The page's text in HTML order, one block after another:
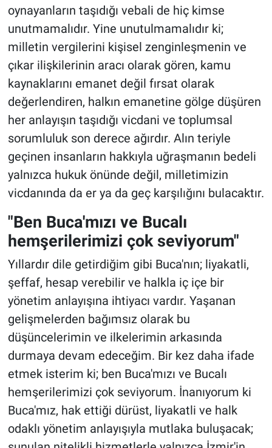
oynayanların taşıdığı vebali de hiç kimse
unutmamalıdır. Yine unutulmamalıdır ki;
milletin vergilerini kişisel zenginleşmenin ve
çıkar ilişkilerinin aracı olarak gören, kamu
kaynaklarını emanet değil fırsat olarak
değerlendiren, halkın emanetine gölge düşüren
her anlayışın taşıdığı vicdani ve toplumsal
sorumluluk son derece ağırdır. Alın teriyle
geçinen insanların hakkıyla uğraşmanın bedeli
yalnızca hukuk önünde değil, milletimizin
vicdanında da er ya da geç karşılığını bulacaktır.
"Ben Buca'mızı ve Bucalı
hemşerilerimizi çok seviyorum"
Yıllardır dile getirdiğim gibi Buca'nın; liyakatli,
şeffaf, hesap verebilir ve halkla iç içe bir
yönetim anlayışına ihtiyacı vardır. Yaşanan
gelişmelerden bağımsız olarak bu
düşüncelerimin ve ilkelerimin arkasında
durmaya devam edeceğim. Bir kez daha ifade
etmek isterim ki; ben Buca'mızı ve Bucalı
hemşerilerimizi çok seviyorum. İnanıyorum ki
Buca'mız, hak ettiği dürüst, liyakatli ve halk
odaklı yönetim anlayışıyla mutlaka buluşacak;